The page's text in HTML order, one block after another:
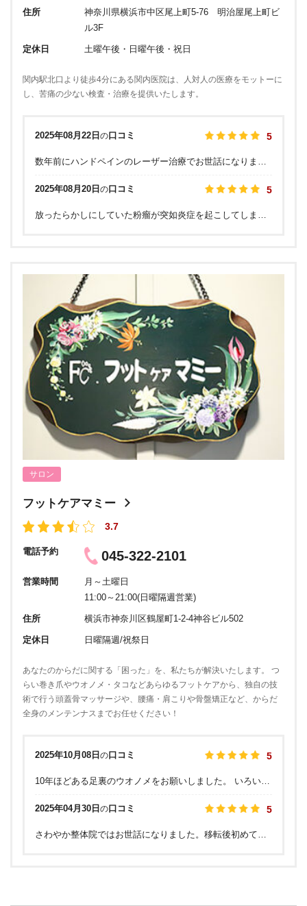
住所
神奈川県横浜市中区尾上町5-76 明治屋尾上町ビ
ル3F
定休日 土曜午後・日曜午後・祝日
関内駅北口より徒歩4分にある関内医院は、人対人の医療をモットーに
し、苦痛の少ない検査・治療を提供いたします。
2025年08月22日 の口コミ 5
2025年08月20日 の口コミ 5
サロン
フットケアマミー
3.7
電話予約 045-322-2101
営業時間
月～土曜日
11:00～21:00(日曜隔週営業)
住所 横浜市神奈川区鶴屋町1-2-4神谷ビル502
定休日 日曜隔週/祝祭日
あなたのからだに関する「困った」を、私たちが解決いたします。 つ
らい巻き爪やウオノメ・タコなどあらゆるフットケアから、独自の技
術で行う頭蓋骨マッサージや、腰痛・肩こりや骨盤矯正など、からだ
全身のメンテンナスまでお任せください！
2025年10月08日 の口コミ 5
2025年04月30日 の口コミ 5